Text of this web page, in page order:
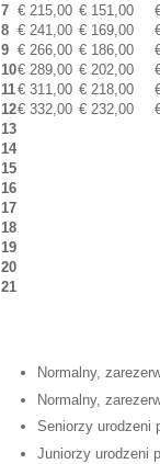
7 € 215,00 € 151,00
8 € 241,00 € 169,00
9 € 266,00 € 186,00
10€ 289,00 € 202,00
11€ 311,00 € 218,00
12€ 332,00 € 232,00
13
14
15
16
17
18
19
20
21
Normalny,
Normalny,
Seniorzy urodzeni
Juniorzy urodzeni